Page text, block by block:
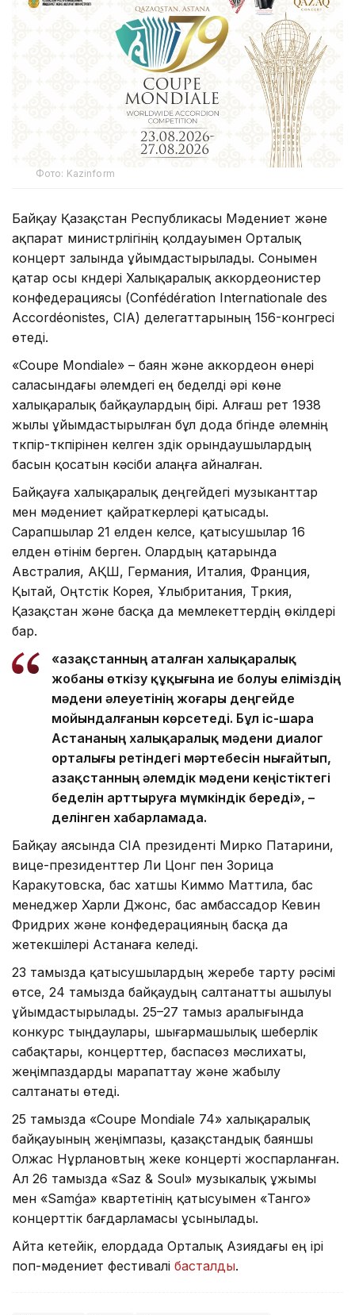
Фото: Kazinform
Байқау Қазақстан Республикасы Мәдениет және
ақпарат министрлігінің қолдауымен Орталық
концерт залында ұйымдастырылады. Сонымен
қатар осы күндері Халықаралық аккордеонистер
конфедерациясы (Confédération Internationale des
Accordéonistes, CIA) делегаттарының 156-конгресі
өтеді.
«Coupe Mondiale» – баян және аккордеон өнері
саласындағы әлемдегі ең беделді әрі көне
халықаралық байқаулардың бірі. Алғаш рет 1938
жылы ұйымдастырылған бұл дода бүгінде әлемнің
түкпір-түкпірінен келген үздік орындаушылардың
басын қосатын кәсіби алаңға айналған.
Байқауға халықаралық деңгейдегі музыканттар
мен мәдениет қайраткерлері қатысады.
Сарапшылар 21 елден келсе, қатысушылар 16
елден өтінім берген. Олардың қатарында
Австралия, АҚШ, Германия, Италия, Франция,
Қытай, Оңтүстік Корея, Ұлыбритания, Түркия,
Қазақстан және басқа да мемлекеттердің өкілдері
бар.
«Қазақстанның аталған халықаралық
жобаны өткізу құқығына ие болуы еліміздің
мәдени әлеуетінің жоғары деңгейде
мойындалғанын көрсетеді. Бұл іс-шара
Астананың халықаралық мәдени диалог
орталығы ретіндегі мәртебесін нығайтып,
Қазақстанның әлемдік мәдени кеңістіктегі
беделін арттыруға мүмкіндік береді», –
делінген хабарламада.
Байқау аясында CIA президенті Мирко Патарини,
вице-президенттер Ли Цонг пен Зорица
Каракутовска, бас хатшы Киммо Маттила, бас
менеджер Харли Джонс, бас амбассадор Кевин
Фридрих және конфедерацияның басқа да
жетекшілері Астанаға келеді.
23 тамызда қатысушылардың жеребе тарту рәсімі
өтсе, 24 тамызда байқаудың салтанатты ашылуы
ұйымдастырылады. 25–27 тамыз аралығында
конкурс тыңдаулары, шығармашылық шеберлік
сабақтары, концерттер, баспасөз мәслихаты,
жеңімпаздарды марапаттау және жабылу
салтанаты өтеді.
25 тамызда «Coupe Mondiale 74» халықаралық
байқауының жеңімпазы, қазақстандық баяншы
Олжас Нұрлановтың жеке концерті жоспарланған.
Ал 26 тамызда «Saz & Soul» музыкалық ұжымы
мен «Samǵa» квартетінің қатысуымен «Танго»
концерттік бағдарламасы ұсынылады.
Айта кетейік, елордада Орталық Азиядағы ең ірі
поп-мәдениет фестивалі басталды.